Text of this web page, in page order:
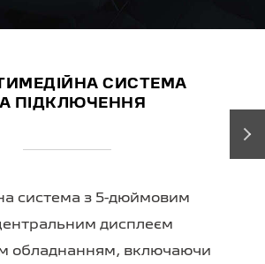
СИСТЕМА
ПІДКЛЮЧЕННЯ
система з 5-дюймовим
дисплеєм
обладнанням, включаючи
›